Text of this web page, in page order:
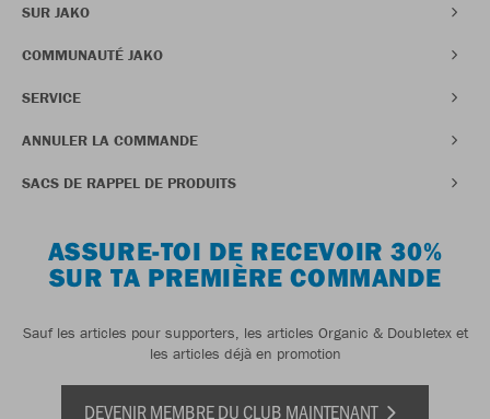
SUR JAKO
COMMUNAUTÉ JAKO
SERVICE
ANNULER LA COMMANDE
SACS DE RAPPEL DE PRODUITS
ASSURE-TOI DE RECEVOIR 30%
SUR TA PREMIÈRE COMMANDE
Sauf les articles pour supporters, les articles Organic & Doubletex et
les articles déjà en promotion
DEVENIR MEMBRE DU CLUB MAINTENANT